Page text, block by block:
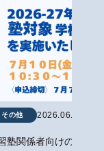
その他 2026.06.29
塾関係者向けの学校